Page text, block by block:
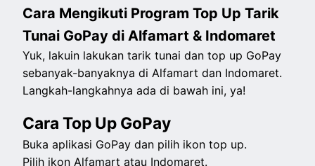
Cara Mengikuti Program Top Up Tarik
Tunai GoPay di Alfamart & Indomaret
Yuk, lakuin lakukan tarik tunai dan top up GoPay
sebanyak-banyaknya di Alfamart dan Indomaret.
Langkah-langkahnya ada di bawah ini, ya!
Cara Top Up GoPay
Buka aplikasi GoPay dan pilih ikon top up.
Pilih ikon Alfamart atau Indomaret.